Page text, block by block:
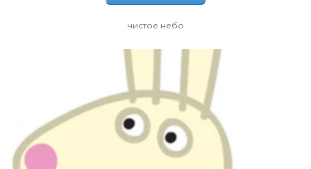
чистое небо